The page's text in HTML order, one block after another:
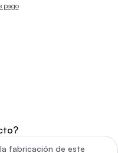
pago
fabricación de este